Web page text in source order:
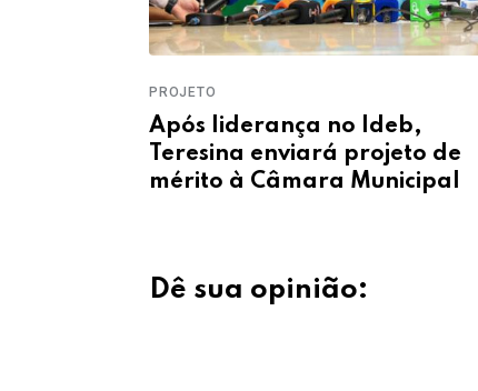
PROJETO
Após liderança no Ideb,
Teresina enviará projeto de
mérito à Câmara Municipal
Dê sua opinião: